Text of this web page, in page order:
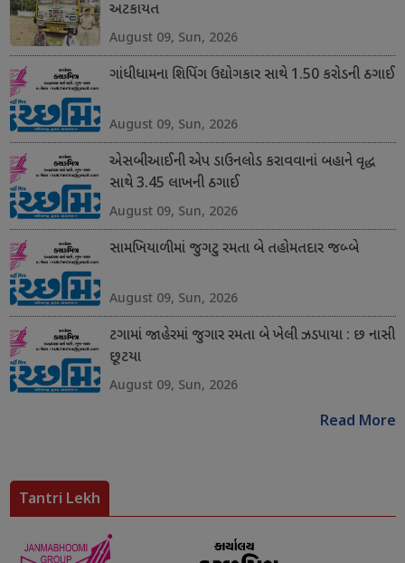
અટકાયત
August 09, Sun, 2026
ગાંધીધામના શિપિંગ ઉદ્યોગકાર સાથે 1.50 કરોડની ઠગાઈ
August 09, Sun, 2026
એસબીઆઈની એપ ડાઉનલોડ કરાવવાનાં બહાને વૃદ્ધ
સાથે 3.45 લાખની ઠગાઈ
August 09, Sun, 2026
સામખિયાળીમાં જુગટુ રમતા બે તહોમતદાર જબ્બે
August 09, Sun, 2026
ટગામાં જાહેરમાં જુગાર રમતા બે ખેલી ઝડપાયા : છ નાસી
છૂટયા
August 09, Sun, 2026
Read More
Tantri Lekh